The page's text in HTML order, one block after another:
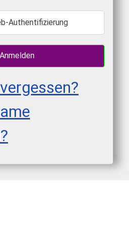
Authentifizierung
Anmelden